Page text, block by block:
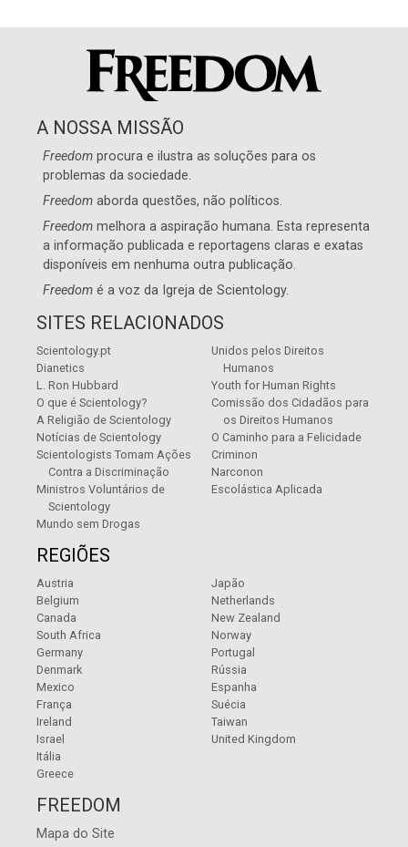
A NOSSA MISSÃO
Freedom procura e ilustra as soluções para os
problemas da sociedade.
Freedom aborda questões, não políticos.
Freedom melhora a aspiração humana. Esta representa
a informação publicada e reportagens claras e exatas
disponíveis em nenhuma outra publicação.
Freedom é a voz da Igreja de Scientology.
SITES RELACIONADOS
Scientology.pt
Dianetics
L. Ron Hubbard
O que é Scientology?
A Religião de Scientology
Notícias de Scientology
Scientologists Tomam Ações
Contra a Discriminação
Ministros Voluntários de
Scientology
Mundo sem Drogas
Unidos pelos Direitos
Humanos
Youth for Human Rights
Comissão dos Cidadãos para
os Direitos Humanos
O Caminho para a Felicidade
Criminon
Narconon
Escolástica Aplicada
REGIÕES
Austria
Belgium
Canada
South Africa
Germany
Denmark
Mexico
França
Ireland
Israel
Itália
Greece
Japão
Netherlands
New Zealand
Norway
Portugal
Rússia
Espanha
Suécia
Taiwan
United Kingdom
FREEDOM
Mapa do Site